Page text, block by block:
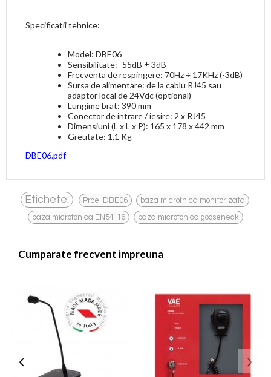
Specificatii tehnice:
Model: DBE06
Sensibilitate: -55dB ± 3dB
Frecventa de respingere: 70Hz ÷ 17KHz (-3dB)
Sursa de alimentare: de la cablu RJ45 sau
adaptor local de 24Vdc (optional)
Lungime brat: 390 mm
Conector de intrare / iesire: 2 x RJ45
Dimensiuni (L x L x P): 165 x 178 x 442 mm
Greutate: 1,1 Kg
DBE06.pdf
Etichete: Proel DBE06 , baza microfnica monitorizata ,
baza microfonica EN54-16 baza microfonica gooseneck
Cumparate frecvent impreuna